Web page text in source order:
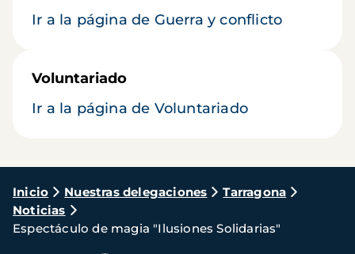
Ir a la página de Guerra y conflicto
Voluntariado
Ir a la página de Voluntariado
Ruta
de
navegación
Inicio Nuestras delegaciones
Tarragona
Noticias
Espectáculo de magia "Ilusiones Solidarias"